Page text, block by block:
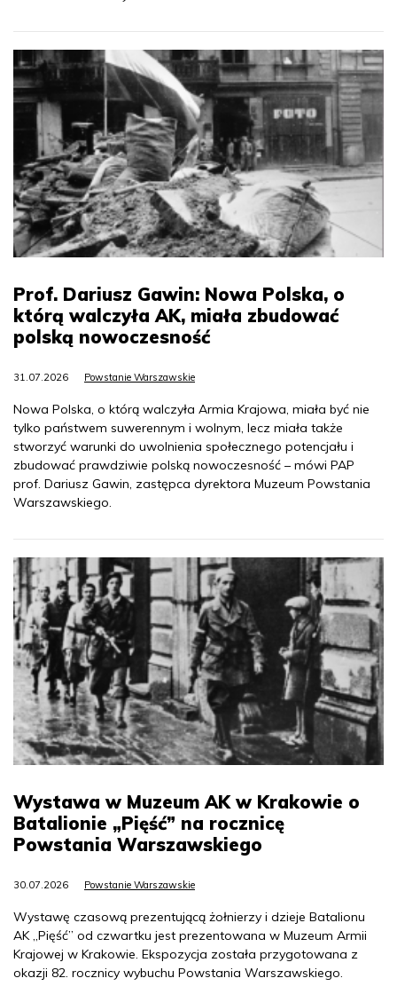
Prof. Dariusz Gawin: Nowa Polska, o
którą walczyła AK, miała zbudować
polską nowoczesność
31.07.2026 Powstanie Warszawskie
Nowa Polska, o którą walczyła Armia Krajowa, miała być nie
tylko państwem suwerennym i wolnym, lecz miała także
stworzyć warunki do uwolnienia społecznego potencjału i
zbudować prawdziwie polską nowoczesność – mówi PAP
prof. Dariusz Gawin, zastępca dyrektora Muzeum Powstania
Warszawskiego.
Wystawa w Muzeum AK w Krakowie o
Batalionie „Pięść” na rocznicę
Powstania Warszawskiego
30.07.2026 Powstanie Warszawskie
Wystawę czasową prezentującą żołnierzy i dzieje Batalionu
AK „Pięść” od czwartku jest prezentowana w Muzeum Armii
Krajowej w Krakowie. Ekspozycja została przygotowana z
okazji 82. rocznicy wybuchu Powstania Warszawskiego.